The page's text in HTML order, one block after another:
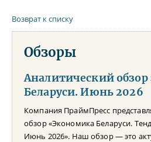
Возврат к списку
Обзоры
Аналитический
Беларуси. Июнь 2026
Компания ПраймПресс
обзор «Экономика Беларуси.
Июнь 2026». Наш обзор — это